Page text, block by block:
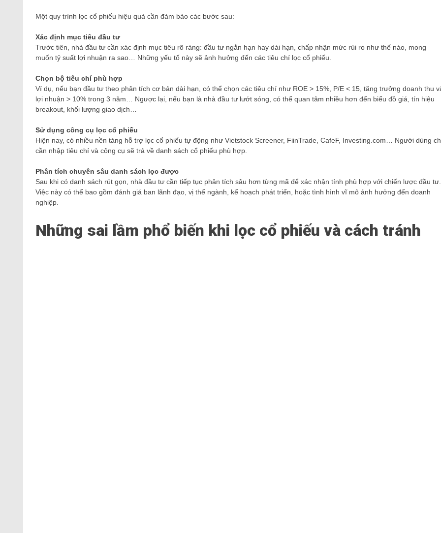
Một quy trình lọc cổ phiếu hiệu quả cần đảm bảo các bước sau:
Xác định mục tiêu đầu tư
Trước tiên, nhà đầu tư cần xác định mục tiêu rõ ràng: đầu tư ngắn hạn hay dài hạn, chấp nhận mức rủi ro như thế nào, mong
muốn tỷ suất lợi nhuận ra sao… Những yếu tố này sẽ ảnh hưởng đến các tiêu chí lọc cổ phiếu.
Chọn bộ tiêu chí phù hợp
Ví dụ, nếu bạn đầu tư theo phân tích cơ bản dài hạn, có thể chọn các tiêu chí như ROE > 15%, P/E < 15, tăng trưởng doanh thu
lợi nhuận > 10% trong 3 năm… Ngược lại, nếu bạn là nhà đầu tư lướt sóng, có thể quan tâm nhiều hơn đến biểu đồ giá, tín hiệu
breakout, khối lượng giao dịch…
Sử dụng công cụ lọc cổ phiếu
Hiện nay, có nhiều nền tảng hỗ trợ lọc cổ phiếu tự động như Vietstock Screener, FiinTrade, CafeF, Investing.com… Người dùng
cần nhập tiêu chí và công cụ sẽ trả về danh sách cổ phiếu phù hợp.
Phân tích chuyên sâu danh sách lọc được
Sau khi có danh sách rút gọn, nhà đầu tư cần tiếp tục phân tích sâu hơn từng mã để xác nhận tính phù hợp với chiến lược đầu tư.
Việc này có thể bao gồm đánh giá ban lãnh đạo, vị thế ngành, kế hoạch phát triển, hoặc tình hình vĩ mô ảnh hưởng đến doanh
nghiệp.
Những sai lầm phổ biến khi lọc cổ phiếu và cách tránh